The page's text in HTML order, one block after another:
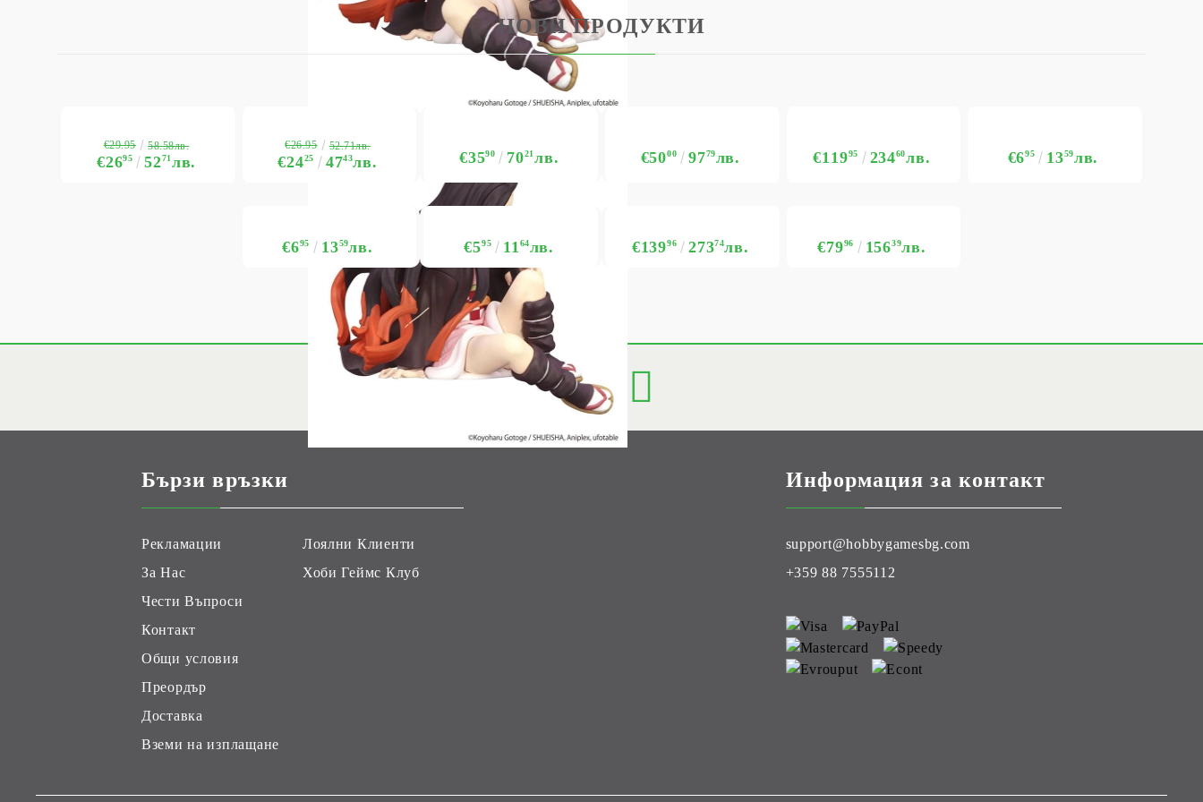
НОВИ ПРОДУКТИ
€2695 5271лв.
€29.95 58.58лв.
€2425 4743лв.
€26.95 52.71лв.
€3590 7021лв. €5000 9779лв. €11995 23460лв. €695 1359лв.
€695 1359лв. €595 11 64лв. €13996 27374лв. €7996 15639лв.
Бързи връзки
Рекламации
За Нас
Чести Въпроси
Контакт
Общи условия
Преордър
Доставка
Вземи на изплащане
Лоялни Клиенти
Хоби Геймс Клуб
Информация за контакт
support@hobbygamesbg.com
+359 88 7555112